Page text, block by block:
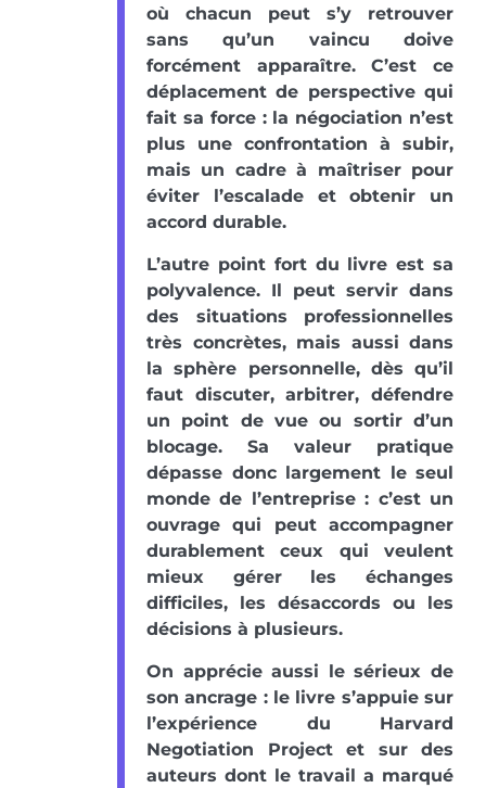
où chacun peut s’y retrouver
sans qu’un vaincu doive
forcément apparaître. C’est ce
déplacement de perspective qui
fait sa force : la négociation n’est
plus une confrontation à subir,
mais un cadre à maîtriser pour
éviter l’escalade et obtenir un
accord durable.
L’autre point fort du livre est sa
polyvalence. Il peut servir dans
des situations professionnelles
très concrètes, mais aussi dans
la sphère personnelle, dès qu’il
faut discuter, arbitrer, défendre
un point de vue ou sortir d’un
blocage. Sa valeur pratique
dépasse donc largement le seul
monde de l’entreprise : c’est un
ouvrage qui peut accompagner
durablement ceux qui veulent
mieux gérer les échanges
difficiles, les désaccords ou les
décisions à plusieurs.
On apprécie aussi le sérieux de
son ancrage : le livre s’appuie sur
l’expérience du Harvard
Negotiation Project et sur des
auteurs dont le travail a marqué